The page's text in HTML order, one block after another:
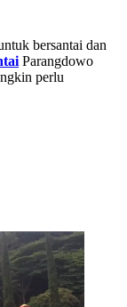
bersantai dan
Parangdowo
perlu